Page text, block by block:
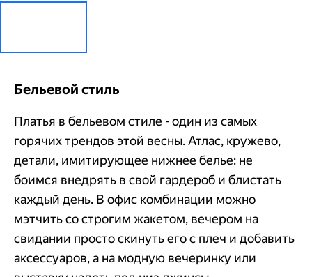
Бельевой стиль
Платья в бельевом стиле - один из самых
горячих трендов этой весны. Атлас, кружево,
детали, имитирующее нижнее белье: не
боимся внедрять в свой гардероб и блистать
каждый день. В офис комбинации можно
мэтчить со строгим жакетом, вечером на
свидании просто скинуть его с плеч и добавить
аксессуаров, а на модную вечеринку или